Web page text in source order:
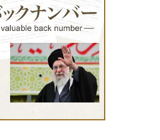
ホルムズ海峡危機で加速したエ
ネルギー転換が「中国依存」に
行き着くリスク
小山堅
2026年5月14日